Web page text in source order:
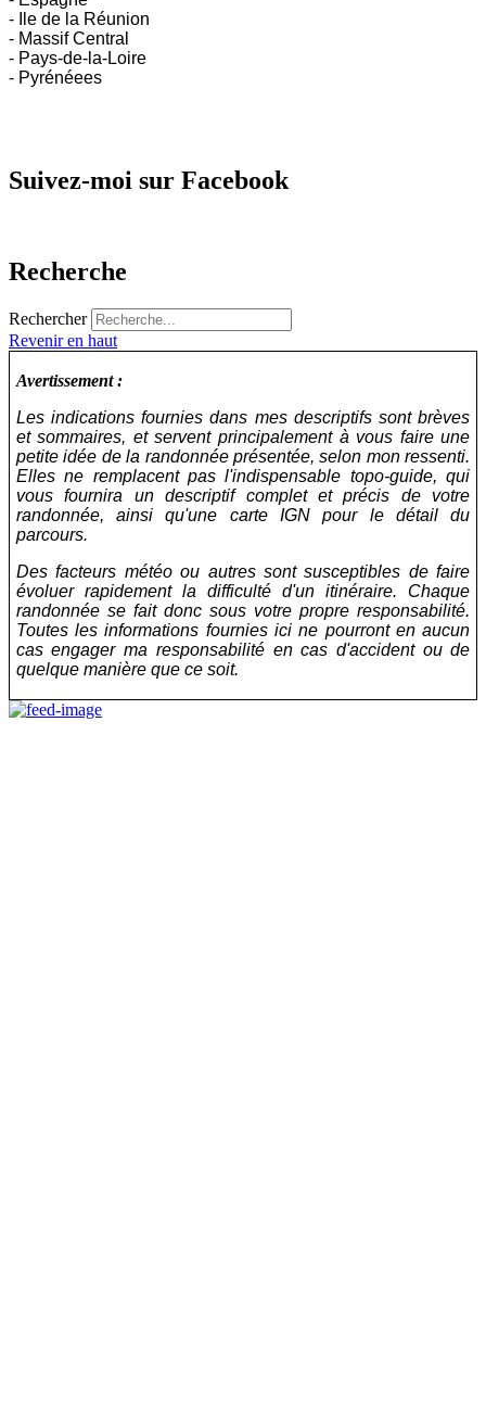
- Ile de la Réunion
- Massif Central
- Pays-de-la-Loire
- Pyrénéees
Suivez-moi sur Facebook
Recherche
Rechercher
Revenir en haut
Avertissement :
Les indications fournies dans mes descriptifs sont brèves
et sommaires, et servent principalement à vous faire une
petite idée de la randonnée présentée, selon mon ressenti.
Elles ne remplacent pas l'indispensable topo-guide, qui
vous fournira un descriptif complet et précis de votre
randonnée, ainsi qu'une carte IGN pour le détail du
parcours.
Des facteurs météo ou autres sont susceptibles de faire
évoluer rapidement la difficulté d'un itinéraire. Chaque
randonnée se fait donc sous votre propre responsabilité.
Toutes les informations fournies ici ne pourront en aucun
cas engager ma responsabilité en cas d'accident ou de
quelque manière que ce soit.